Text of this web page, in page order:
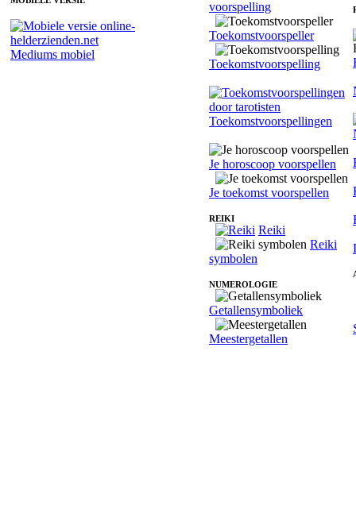
Mediums mobiel
voorspelling
Toekomstvoorspeller
Toekomstvoorspelling
Toekomstvoorspellingen
Je horoscoop voorspellen
Je toekomst voorspellen
REIKI
Reiki
Reiki
symbolen
NUMEROLOGIE
Getallensymboliek
Meestergetallen